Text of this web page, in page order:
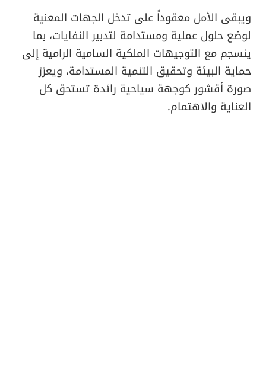
ويبقى الأمل معقوداً على تدخل الجهات المعنية
لوضع حلول عملية ومستدامة لتدبير النفايات، بما
ينسجم مع التوجيهات الملكية السامية الرامية إلى
حماية البيئة وتحقيق التنمية المستدامة، ويعزز
صورة أقشور كوجهة سياحية رائدة تستحق كل
العناية والاهتمام.